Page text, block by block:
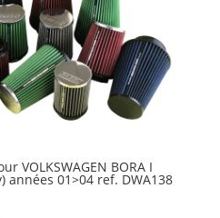
VOLKSWAGEN BORA I
années 01>04 ref. DWA138